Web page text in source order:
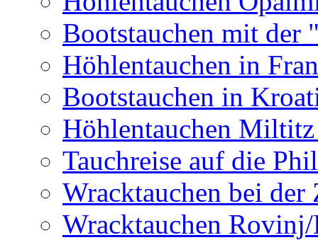
Bootstauchen mit
Höhlentauchen in
Bootstauchen in
Höhlentauchen
Tauchreise auf die
Wracktauchen bei der
Wracktauchen